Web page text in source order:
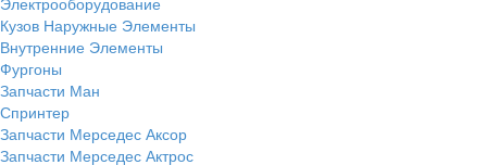
Кузов Наружные Элементы
Внутренние Элементы
Фургоны
Запчасти Ман
Спринтер
Запчасти Мерседес Аксор
Запчасти Мерседес Актрос